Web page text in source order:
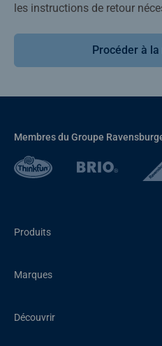
les instructions de retour
Procéder à
Membres du Groupe
Produits
Marques
Découvrir